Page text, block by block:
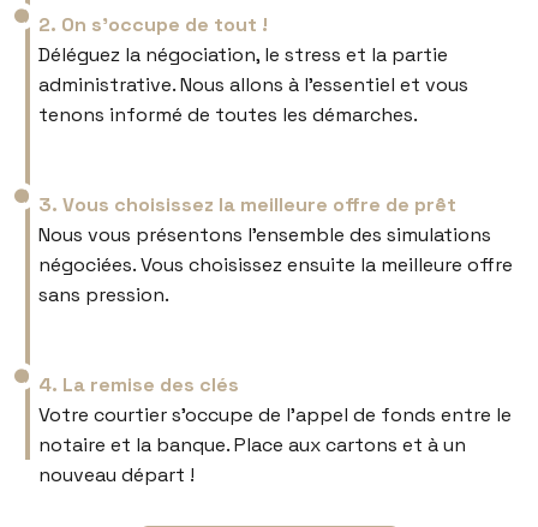
2. On s’occupe de tout !
Déléguez la négociation, le stress et la partie
administrative. Nous allons à l’essentiel et vous
tenons informé de toutes les démarches.
3. Vous choisissez la meilleure offre de prêt
Nous vous présentons l’ensemble des simulations
négociées. Vous choisissez ensuite la meilleure offre
sans pression.
4. La remise des clés
Votre courtier s’occupe de l’appel de fonds entre le
notaire et la banque. Place aux cartons et à un
nouveau départ !